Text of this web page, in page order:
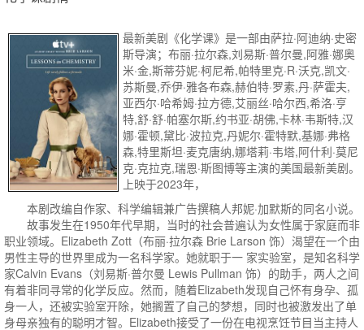
最新美剧《化学课》是一部由萨拉·阿迪纳·史密
斯导演；布丽·拉尔森,刘易斯·普尔曼,阿雅·娜奥
米·金,斯蒂芬妮·柯尼希,帕特里克·R·沃克,凯文·
苏斯曼,乔伊·雅各布森,赫伯特·罗素,丹·萨霍夫,
亚西尔·哈希姆·拉方德,艾丽丝·哈尔西,希洛·亨
特,舒·舒·帕塞尔斯,约书亚·胡佛,卡林·韦斯特,汉
娜·霍顿,黛比·波拉克,丹妮尔·霍特默,基娜·弗格
森,特里斯坦·麦克唐纳,娜塔莉·韦塔,阿什利·莫尼
克·克拉克,瑞恩·斯图博等主演的美国最新美剧。
上映于2023年，
本剧改编自作家、科学编辑兼广告撰稿人邦妮·加默斯的同名小说。
故事发生在1950年代早期，当时的社会普遍认为女性属于家庭而非
职业领域。Elizabeth Zott（布丽·拉尔森 Brie Larson 饰）渴望在一个由
男性主导的世界里成为一名科学家。她就职于一 家实验室，是知名科学
家Calvin Evans（刘易斯·普尔曼 Lewis Pullman 饰）的助手，两人之间
有着非同寻常的化学反应。然而，随着Elizabeth发现自己怀有身孕、孤
身一人，还被实验室开除，她搁置了自己的梦想，同时也被激发出了单
身母亲独有的聪明才智。Elizabeth接受了一份在电视烹饪节目当主持人